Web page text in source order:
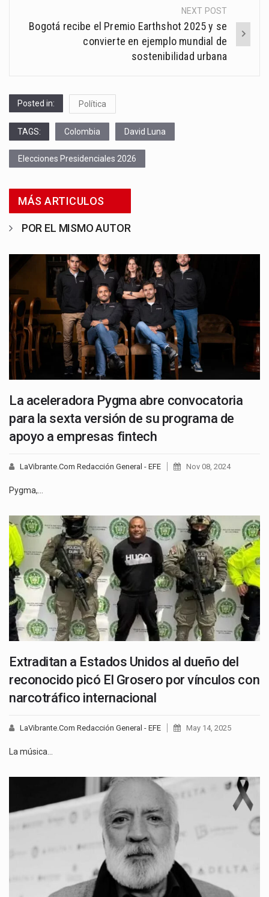
NEXT POST
Bogotá recibe el Premio Earthshot 2025 y se
convierte en ejemplo mundial de
sostenibilidad urbana
Posted in: Política
TAGS: Colombia David Luna
Elecciones Presidenciales 2026
MÁS ARTICULOS
POR EL MISMO AUTOR
La aceleradora Pygma abre convocatoria
para la sexta versión de su programa de
apoyo a empresas fintech
LaVibrante.Com Redacción General - EFE Nov 08, 2024
Pygma,…
Extraditan a Estados Unidos al dueño del
reconocido picó El Grosero por vínculos con
narcotráfico internacional
LaVibrante.Com Redacción General - EFE May 14, 2025
La música…